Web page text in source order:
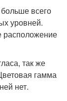
всего
уровней.
расположение
так же
гамма
нет.